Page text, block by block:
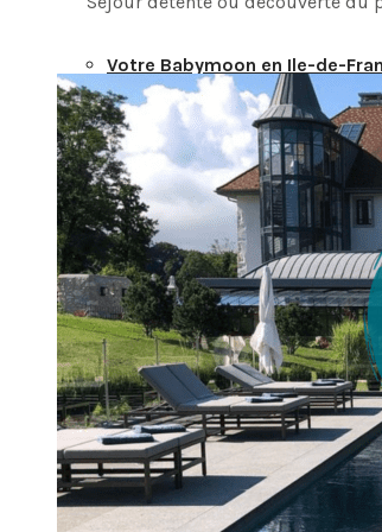
Votre Babymoon en Ile-de-
Votre Babymoon en Nouvelle-
Votre Babymoon en Normandie
Votre Babymoon en Occitanie